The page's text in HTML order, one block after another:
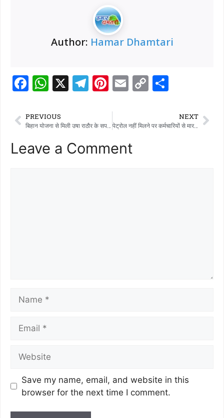
Author: Hamar Dhamtari
F
a
c
e
b
W
h
at
s
A
X T
el
g
ra
Pi
n
te
re
st
E
m
l
C
o
y
ar
e
PREVIOUS NEXT
पेट्रोल नहीं मिलने पर कर्मचारियों से मारपीट, मामला दर्ज
Leave a Comment
Save my name, email, and website in this
browser for the next time I comment.